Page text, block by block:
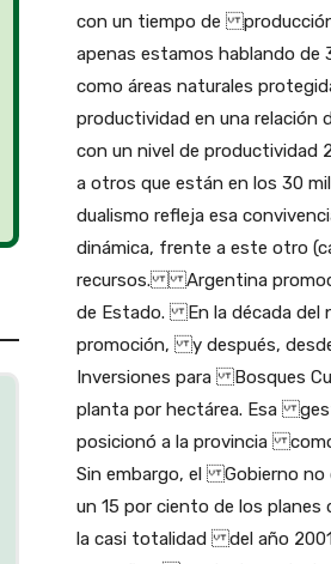
con un tiempo de
apenas estamos hablando de
como áreas naturales
productividad en una relación
con un nivel de productividad
a otros que están en los 30
dualismo refleja esa
dinámica, frente a este otro
recursos. Argentina
de Estado. En la década del
promoción, y después,
Inversiones para Bosques
planta por hectárea. Esa
posicionó a la provincia
Sin embargo, el Gobierno no
un 15 por ciento de los planes
la casi totalidad del año